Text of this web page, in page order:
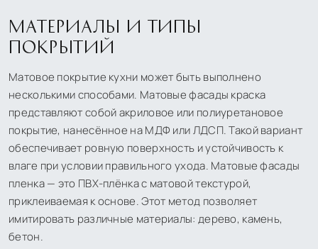
МАТЕРИАЛЫ И ТИПЫ
ПОКРЫТИЙ
Матовое покрытие кухни может быть выполнено
несколькими способами. Матовые фасады краска
представляют собой акриловое или полиуретановое
покрытие, нанесённое на МДФ или ЛДСП. Такой вариант
обеспечивает ровную поверхность и устойчивость к
влаге при условии правильного ухода. Матовые фасады
пленка — это ПВХ-плёнка с матовой текстурой,
приклеиваемая к основе. Этот метод позволяет
имитировать различные материалы: дерево, камень,
бетон.